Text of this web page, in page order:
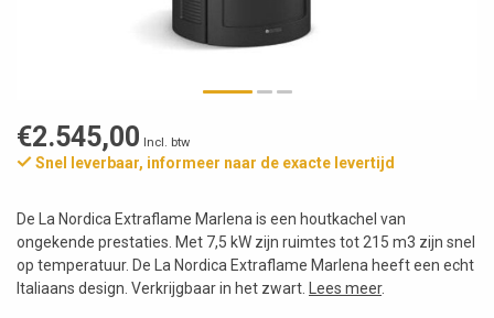
€2.545,00 Incl. btw
Snel leverbaar, informeer naar de exacte levertijd
De La Nordica Extraflame Marlena is een houtkachel van
ongekende prestaties. Met 7,5 kW zijn ruimtes tot 215 m3 zijn snel
op temperatuur. De La Nordica Extraflame Marlena heeft een echt
Italiaans design. Verkrijgbaar in het zwart.
Lees meer.